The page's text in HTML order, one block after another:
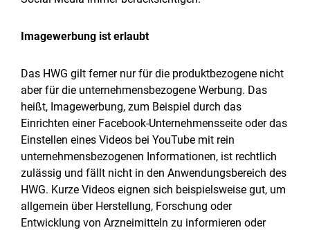
Imagewerbung ist erlaubt
Das HWG gilt ferner nur für die produktbezogene nicht
aber für die unternehmensbezogene Werbung. Das
heißt, Imagewerbung, zum Beispiel durch das
Einrichten einer Facebook-Unternehmensseite oder das
Einstellen eines Videos bei YouTube mit rein
unternehmensbezogenen Informationen, ist rechtlich
zulässig und fällt nicht in den Anwendungsbereich des
HWG. Kurze Videos eignen sich beispielsweise gut, um
allgemein über Herstellung, Forschung oder
Entwicklung von Arzneimitteln zu informieren oder